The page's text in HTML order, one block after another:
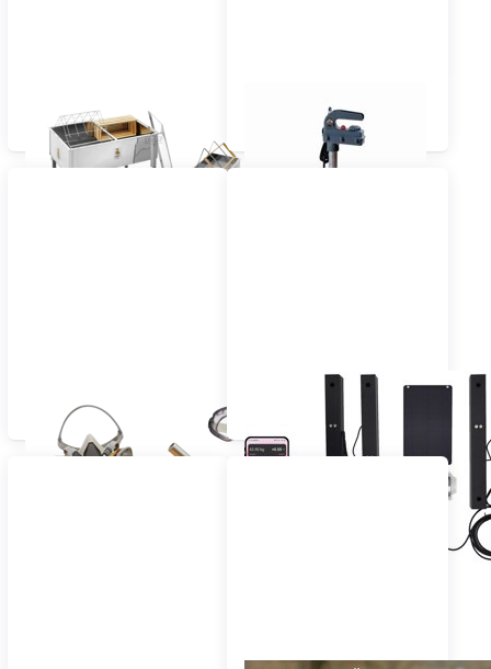
para desopercular
Descongeladores de
miel y armarios
tratamiento de la Varroa
Balanzas para colmenas